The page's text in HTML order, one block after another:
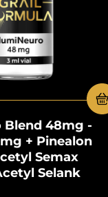
Blend 48mg -
+ Pinealon
Semax
Selank